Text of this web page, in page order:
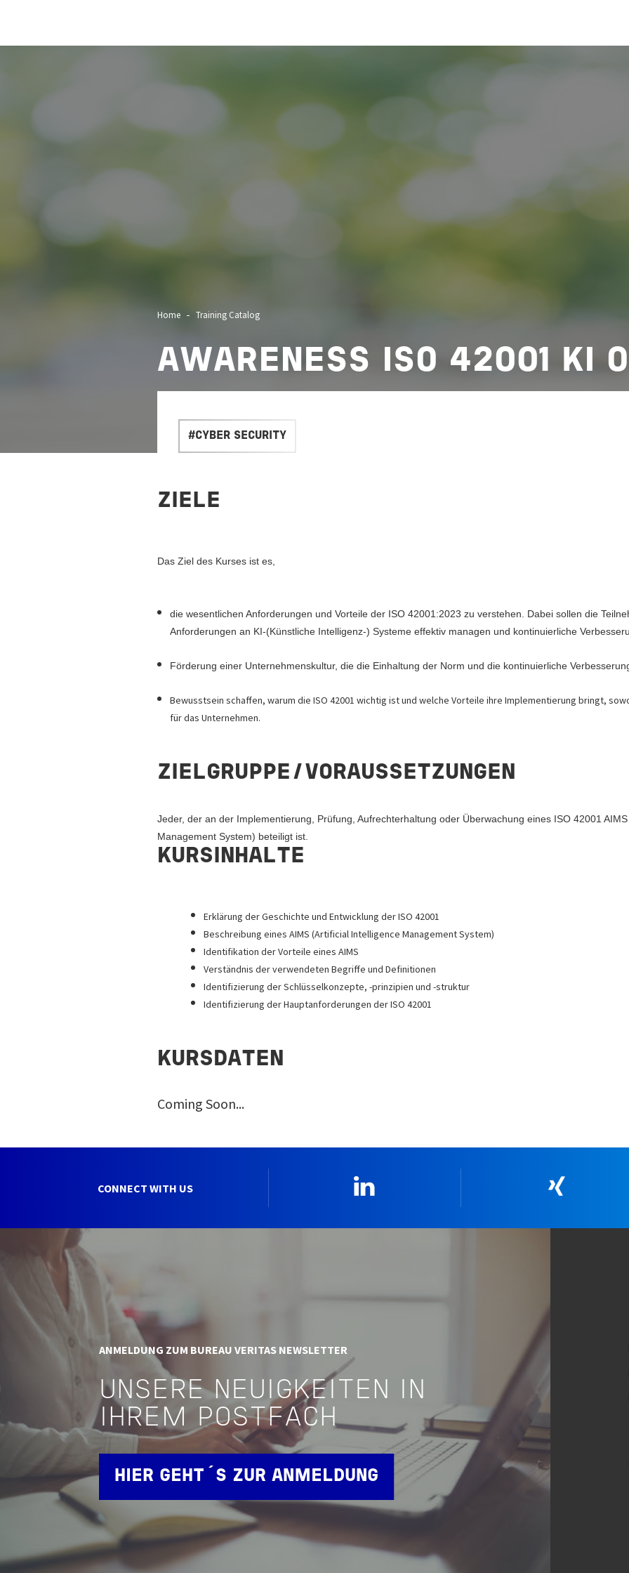
Home Training Catalog
AWARENESS ISO 42001 KI
#CYBER SECURITY
ZIELE
Das Ziel des Kurses ist es,
die wesentlichen Anforderungen und Vorteile der ISO 42001:2023 zu verstehen. Dabei sollen die
Anforderungen an KI-(Künstliche Intelligenz-) Systeme effektiv managen und kontinuierliche
Förderung einer Unternehmenskultur, die die Einhaltung der Norm und die kontinuierliche
Bewusstsein schaffen, warum die ISO 42001 wichtig ist und welche Vorteile ihre Implementierung bringt,
für das Unternehmen.
ZIELGRUPPE/VORAUSSETZUNGEN
Jeder, der an der Implementierung, Prüfung, Aufrechterhaltung oder Überwachung eines ISO 42001
Management System) beteiligt ist.
KURSINHALTE
Erklärung der Geschichte und Entwicklung der ISO 42001
Beschreibung eines AIMS (Artificial Intelligence Management System)
Identifikation der Vorteile eines AIMS
Verständnis der verwendeten Begriffe und Definitionen
Identifizierung der Schlüsselkonzepte, -prinzipien und -struktur
Identifizierung der Hauptanforderungen der ISO 42001
KURSDATEN
Coming Soon...
CONNECT WITH US
ANMELDUNG ZUM BUREAU VERITAS NEWSLETTER
UNSERE NEUIGKEITEN IN
IHREM POSTFACH
HIER GEHT´S ZUR ANMELDUNG